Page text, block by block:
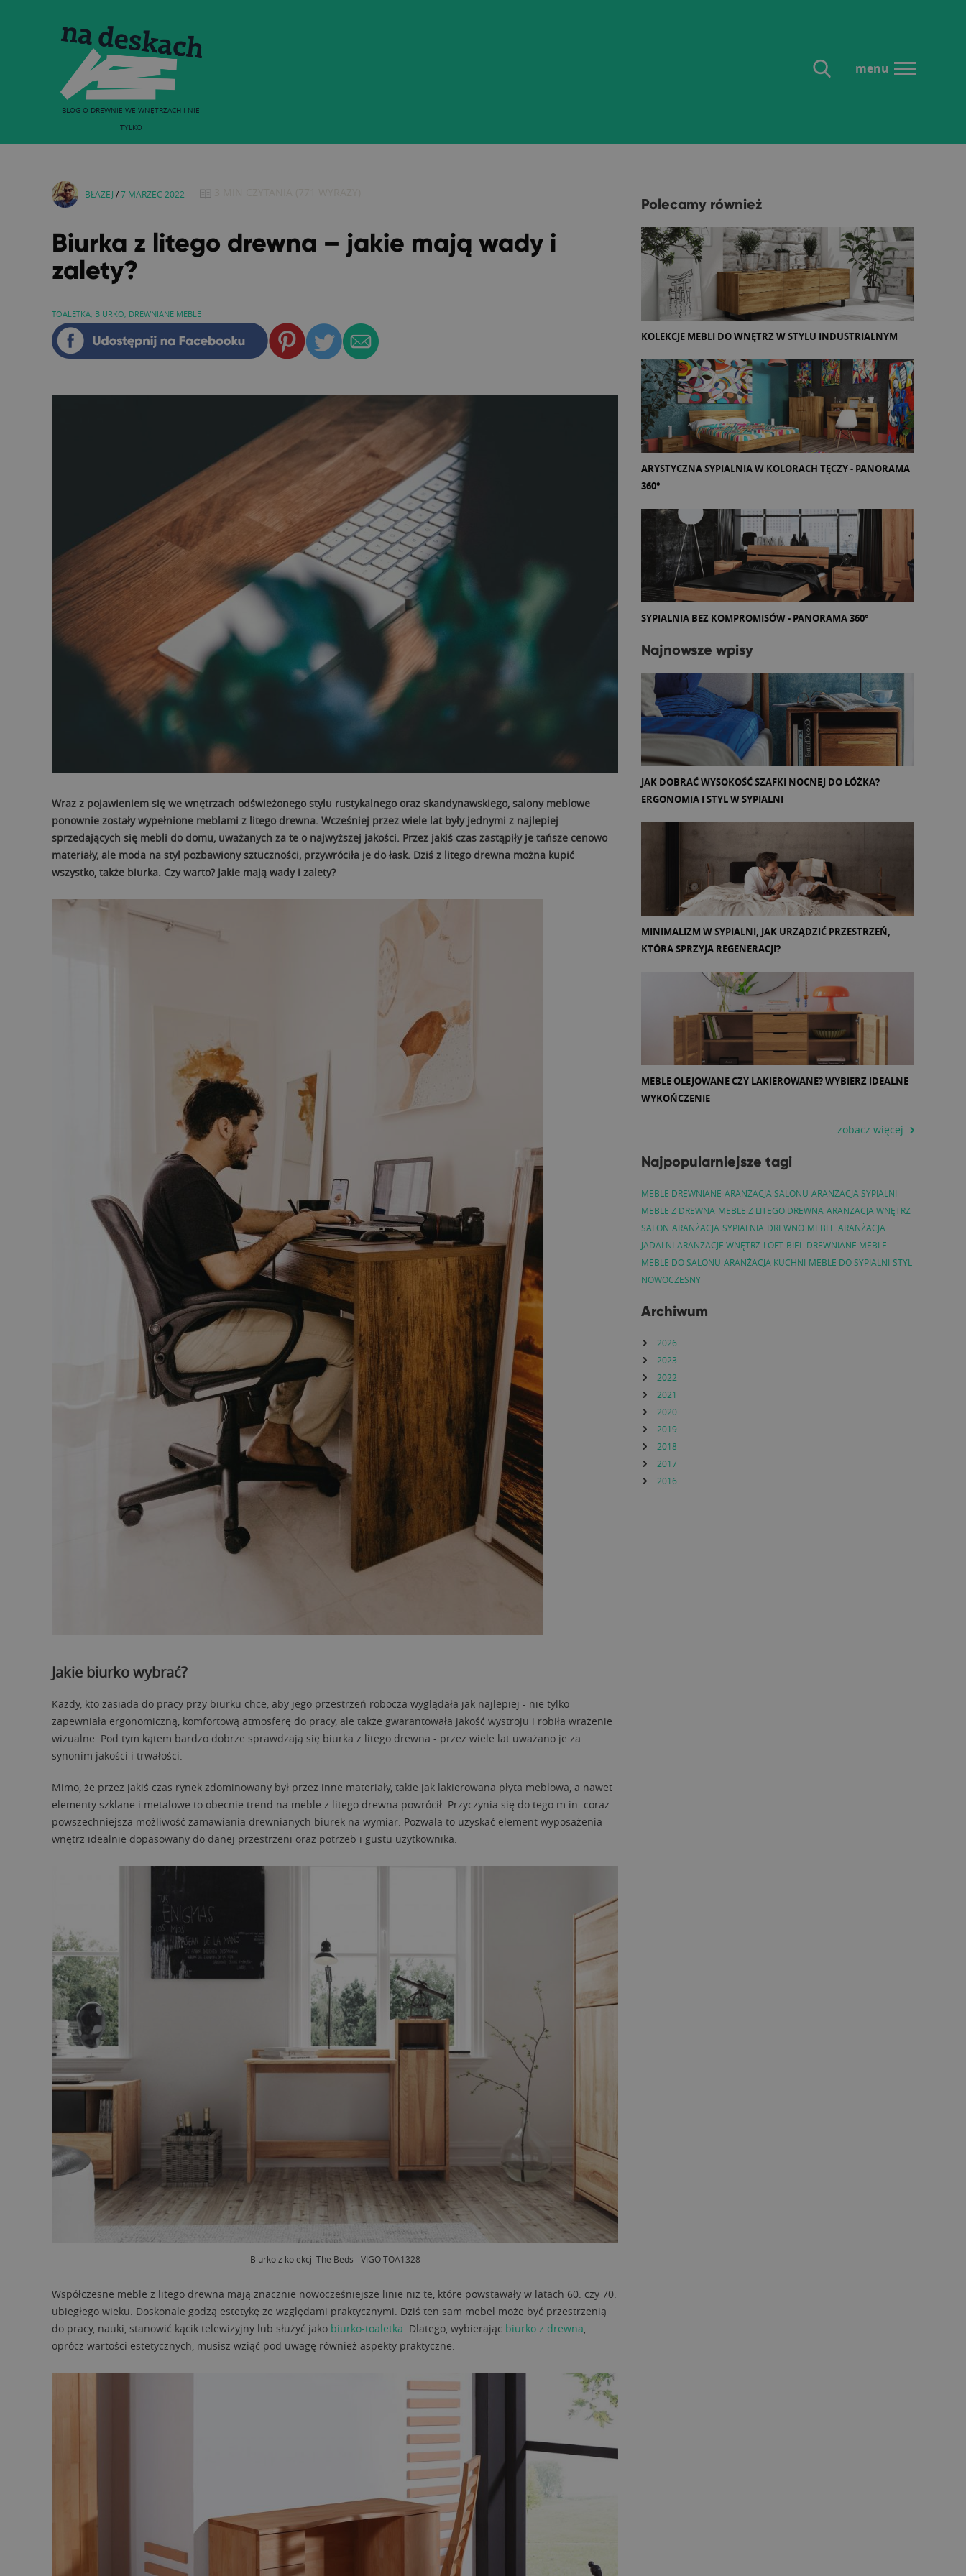
BLOG O DREWNIE WE WNĘTRZACH I NIE
TYLKO
menu
BŁAŻEJ /7 MARZEC 2022
Biurka z litego drewna – jakie mają wady i
zalety?
TOALETKA, BIURKO, DREWNIANE MEBLE
Wraz z pojawieniem się we wnętrzach odświeżonego stylu rustykalnego oraz skandynawskiego, salony meblowe
ponownie zostały wypełnione meblami z litego drewna. Wcześniej przez wiele lat były jednymi z najlepiej
sprzedających się mebli do domu, uważanych za te o najwyższej jakości. Przez jakiś czas zastąpiły je tańsze cenowo
materiały, ale moda na styl pozbawiony sztuczności, przywróciła je do łask. Dziś z litego drewna można kupić
wszystko, także biurka. Czy warto? Jakie mają wady i zalety?
Jakie biurko wybrać?
Każdy, kto zasiada do pracy przy biurku chce, aby jego przestrzeń robocza wyglądała jak najlepiej - nie tylko
zapewniała ergonomiczną, komfortową atmosferę do pracy, ale także gwarantowała jakość wystroju i robiła wrażenie
wizualne. Pod tym kątem bardzo dobrze sprawdzają się biurka z litego drewna - przez wiele lat uważano je za
synonim jakości i trwałości.
Mimo, że przez jakiś czas rynek zdominowany był przez inne materiały, takie jak lakierowana płyta meblowa, a nawet
elementy szklane i metalowe to obecnie trend na meble z litego drewna powrócił. Przyczynia się do tego m.in. coraz
powszechniejsza możliwość zamawiania drewnianych biurek na wymiar. Pozwala to uzyskać element wyposażenia
wnętrz idealnie dopasowany do danej przestrzeni oraz potrzeb i gustu użytkownika.
Biurko z kolekcji The Beds - VIGO TOA1328
Współczesne meble z litego drewna mają znacznie nowocześniejsze linie niż te, które powstawały w latach 60. czy 70.
ubiegłego wieku. Doskonale godzą estetykę ze względami praktycznymi. Dziś ten sam mebel może być przestrzenią
do pracy, nauki, stanowić kącik telewizyjny lub służyć jako biurko-toaletka. Dlatego, wybierając biurko z drewna,
oprócz wartości estetycznych, musisz wziąć pod uwagę również aspekty praktyczne.
Polecamy również
KOLEKCJE MEBLI DO WNĘTRZ W STYLU INDUSTRIALNYM
ARYSTYCZNA SYPIALNIA W KOLORACH TĘCZY - PANORAMA
360°
SYPIALNIA BEZ KOMPROMISÓW - PANORAMA 360°
Najnowsze wpisy
JAK DOBRAĆ WYSOKOŚĆ SZAFKI NOCNEJ DO ŁÓŻKA?
ERGONOMIA I STYL W SYPIALNI
MINIMALIZM W SYPIALNI, JAK URZĄDZIĆ PRZESTRZEŃ,
KTÓRA SPRZYJA REGENERACJI?
MEBLE OLEJOWANE CZY LAKIEROWANE? WYBIERZ IDEALNE
WYKOŃCZENIE
zobacz więcej
Najpopularniejsze tagi
MEBLE DREWNIANE ARANŻACJA SALONU ARANŻACJA SYPIALNI
MEBLE Z DREWNA MEBLE Z LITEGO DREWNA ARANŻACJA WNĘTRZ
SALON ARANŻACJA SYPIALNIA DREWNO MEBLE ARANŻACJA
JADALNI ARANŻACJE WNĘTRZ LOFT BIEL DREWNIANE MEBLE
MEBLE DO SALONU ARANŻACJA KUCHNI MEBLE DO SYPIALNI STYL
NOWOCZESNY
Archiwum
2026
2023
2022
2021
2020
2019
2018
2017
2016